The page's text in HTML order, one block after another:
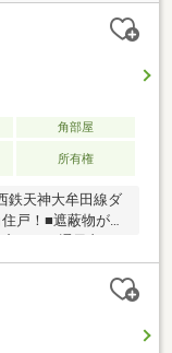
角部屋
所有権
鉄天神大牟田線ダ
戸！■遮蔽物がな
【周辺施設】・
まで610m 徒歩8
」まで790m 徒
エクスプレス二日
までお気軽にお尋